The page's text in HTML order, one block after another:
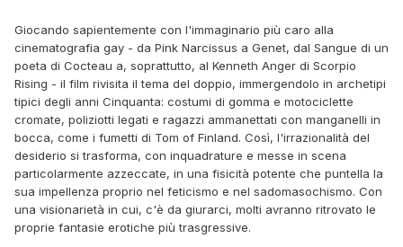
Giocando sapientemente con l'immaginario più caro alla
cinematografia gay - da Pink Narcissus a Genet, dal Sangue di un
poeta di Cocteau a, soprattutto, al Kenneth Anger di Scorpio
Rising - il film rivisita il tema del doppio, immergendolo in archetipi
tipici degli anni Cinquanta: costumi di gomma e motociclette
cromate, poliziotti legati e ragazzi ammanettati con manganelli in
bocca, come i fumetti di Tom of Finland. Così, l'irrazionalità del
desiderio si trasforma, con inquadrature e messe in scena
particolarmente azzeccate, in una fisicità potente che puntella la
sua impellenza proprio nel feticismo e nel sadomasochismo. Con
una visionarietà in cui, c'è da giurarci, molti avranno ritrovato le
proprie fantasie erotiche più trasgressive.